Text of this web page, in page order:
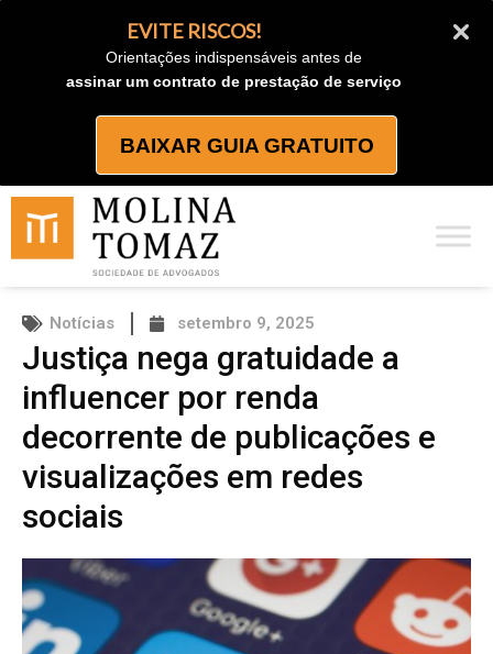
EVITE RISCOS!
Orientações indispensáveis antes de
assinar um contrato de prestação de serviço
BAIXAR GUIA GRATUITO
Notícias setembro 9, 2025
Justiça nega gratuidade a
influencer por renda
decorrente de publicações e
visualizações em redes
sociais